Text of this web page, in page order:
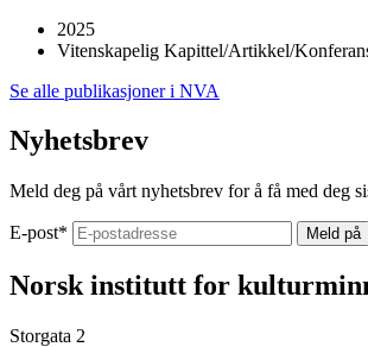
2025
Vitenskapelig Kapittel/Artikkel/
Se alle publikasjoner i NVA
Nyhetsbrev
Meld deg på vårt nyhetsbrev for å få med deg
E-post*
Norsk institutt for
Storgata 2